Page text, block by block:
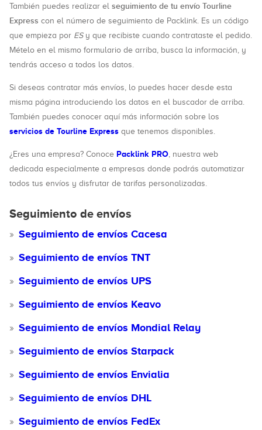
También puedes realizar el seguimiento de tu envío Tourline
Express con el número de seguimiento de Packlink. Es un código
que empieza por ESy que recibiste cuando contrataste el pedido.
Mételo en el mismo formulario de arriba, busca la información, y
tendrás acceso a todos los datos.
Si deseas contratar más envíos, lo puedes hacer desde esta
misma página introduciendo los datos en el buscador de arriba.
También puedes conocer aquí más información sobre los
servicios de Tourline Express que tenemos disponibles.
¿Eres una empresa? Conoce Packlink PRO, nuestra web
dedicada especialmente a empresas donde podrás automatizar
todos tus envíos y disfrutar de tarifas personalizadas.
Seguimiento de envíos
Seguimiento de envíos Cacesa
Seguimiento de envíos TNT
Seguimiento de envíos UPS
Seguimiento de envíos Keavo
Seguimiento de envíos Mondial Relay
Seguimiento de envíos Starpack
Seguimiento de envíos Envialia
Seguimiento de envíos DHL
Seguimiento de envíos FedEx